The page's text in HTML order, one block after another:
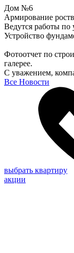
Дом №6
Армирование
Ведутся работы по
Устройство
Фотоотчет по
галерее.
С уважением,
Все Новости
выбрать квартиру
акции